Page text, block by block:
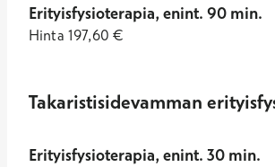
Erityisfysioterapia, enint. 90 min.
Hinta 197,60 €
Takaristisidevamman
Erityisfysioterapia, enint. 30 min.